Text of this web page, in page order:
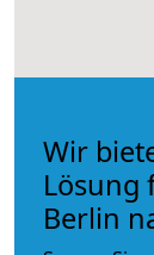
Wir
Lösung
Berlin